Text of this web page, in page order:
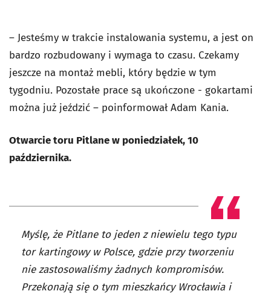
– Jesteśmy w trakcie instalowania systemu, a jest on
bardzo rozbudowany i wymaga to czasu. Czekamy
jeszcze na montaż mebli, który będzie w tym
tygodniu. Pozostałe prace są ukończone - gokartami
można już jeździć – poinformował Adam Kania.
Otwarcie toru Pitlane w poniedziałek, 10
października.
Myślę, że Pitlane to jeden z niewielu tego typu
tor kartingowy w Polsce, gdzie przy tworzeniu
nie zastosowaliśmy żadnych kompromisów.
Przekonają się o tym mieszkańcy Wrocławia i